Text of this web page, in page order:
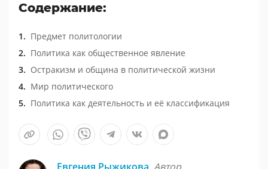
Содержание:
Предмет политологии
Политика как общественное явление
Остракизм и община в политической жизни
Мир политического
Политика как деятельность и её классификация